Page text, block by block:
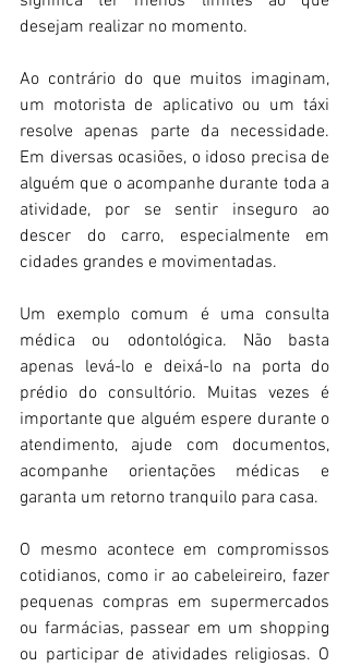
desejam realizar no momento.
Ao contrário do que muitos imaginam,
um motorista de aplicativo ou um táxi
resolve apenas parte da necessidade.
Em diversas ocasiões, o idoso precisa de
alguém que o acompanhe durante toda a
atividade, por se sentir inseguro ao
descer do carro, especialmente em
cidades grandes e movimentadas.
Um exemplo comum é uma consulta
médica ou odontológica. Não basta
apenas levá-lo e deixá-lo na porta do
prédio do consultório. Muitas vezes é
importante que alguém espere durante o
atendimento, ajude com documentos,
acompanhe orientações médicas e
garanta um retorno tranquilo para casa.
O mesmo acontece em compromissos
cotidianos, como ir ao cabeleireiro, fazer
pequenas compras em supermercados
ou farmácias, passear em um shopping
ou participar de atividades religiosas. O